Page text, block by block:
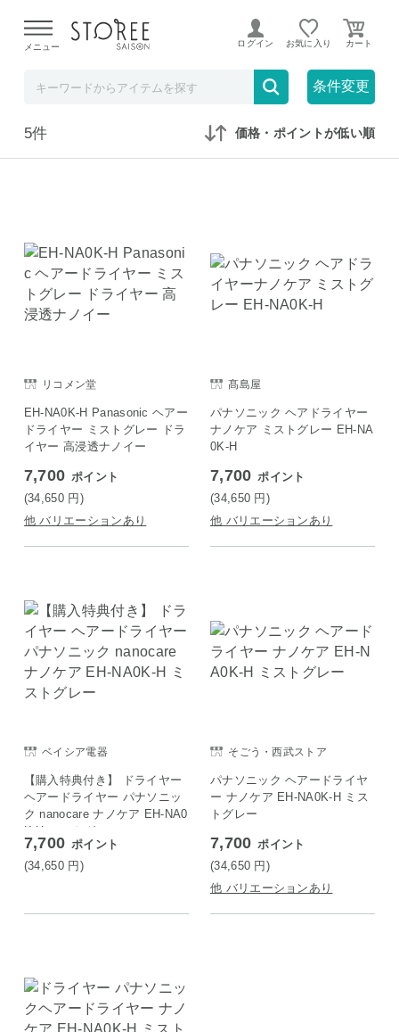
よる配送遅延が発生しております。
メニュー ログイン お気に入り
条件変更
在庫なしも表示 セール対象のみ
5件 価格・ポイントが低い順
リコメン堂
EH-NA0K-H Panasonic ヘアー
ドライヤー ミストグレー ドラ
イヤー 高浸透ナノイー
7,700 ポイント
(34,650 円)
他 バリエーションあり
髙島屋
パナソニック ヘアドライヤー
ナノケア ミストグレー EH-NA
0K-H
7,700 ポイント
(34,650 円)
他 バリエーションあり
ベイシア電器
【購入特典付き】 ドライヤー
ヘアードライヤー パナソニッ
ク nanocare ナノケア EH-NA0
K-H ミストグレー
7,700 ポイント
(34,650 円)
そごう・西武ストア
パナソニック ヘアードライヤ
ー ナノケア EH-NA0K-H ミス
トグレー
7,700 ポイント
(34,650 円)
他 バリエーションあり